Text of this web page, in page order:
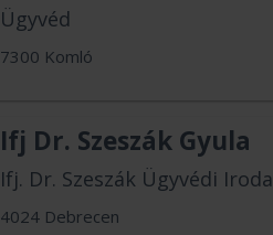
Ügyvéd
7300 Komló
Ifj Dr. Szeszák Gyula
Ifj. Dr. Szeszák Ügyvédi Iroda
4024 Debrecen